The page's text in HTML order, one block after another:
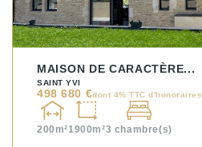
MAISON DE CARACTÈRE...
SAINT YVI
498 680 €dont 4% TTC d'honoraires
200m²1900m²3 chambre(s)